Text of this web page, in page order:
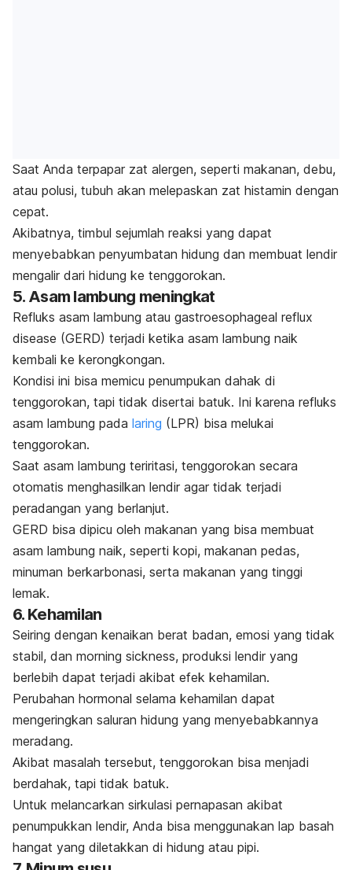
Saat Anda terpapar zat alergen, seperti makanan, debu,
atau polusi, tubuh akan melepaskan zat histamin dengan
cepat.
Akibatnya, timbul sejumlah reaksi yang dapat
menyebabkan penyumbatan hidung dan membuat lendir
mengalir dari hidung ke tenggorokan.
5. Asam lambung meningkat
Refluks asam lambung atau gastroesophageal reflux
disease (GERD) terjadi ketika asam lambung naik
kembali ke kerongkongan.
Kondisi ini bisa memicu penumpukan dahak di
tenggorokan, tapi tidak disertai batuk. Ini karena refluks
asam lambung pada laring (LPR) bisa melukai
tenggorokan.
Saat asam lambung teriritasi, tenggorokan secara
otomatis menghasilkan lendir agar tidak terjadi
peradangan yang berlanjut.
GERD bisa dipicu oleh makanan yang bisa membuat
asam lambung naik, seperti kopi, makanan pedas,
minuman berkarbonasi, serta makanan yang tinggi
lemak.
6. Kehamilan
Seiring dengan kenaikan berat badan, emosi yang tidak
stabil, dan morning sickness, produksi lendir yang
berlebih dapat terjadi akibat efek kehamilan.
Perubahan hormonal selama kehamilan dapat
mengeringkan saluran hidung yang menyebabkannya
meradang.
Akibat masalah tersebut, tenggorokan bisa menjadi
berdahak, tapi tidak batuk.
Untuk melancarkan sirkulasi pernapasan akibat
penumpukkan lendir, Anda bisa menggunakan lap basah
hangat yang diletakkan di hidung atau pipi.